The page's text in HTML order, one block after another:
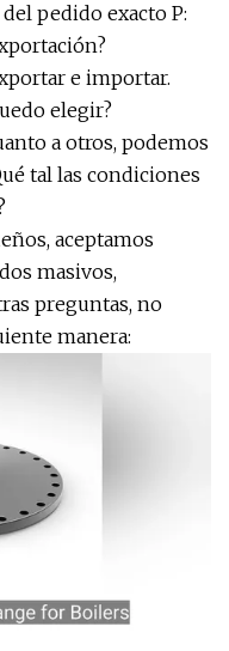
pedido exacto P:
e importar.
elegir?
a otros, podemos
tal las condiciones
aceptamos
masivos,
preguntas, no
manera: